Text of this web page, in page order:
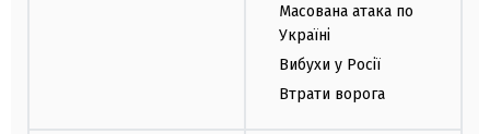
Масована атака по
Україні
Вибухи у Росії
Втрати ворога